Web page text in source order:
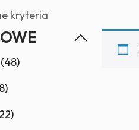
kryteria
(48)